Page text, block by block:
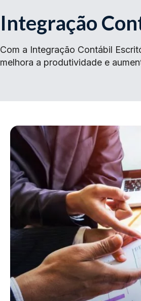
Integração
Com a Integração Contábil
melhora a produtividade e